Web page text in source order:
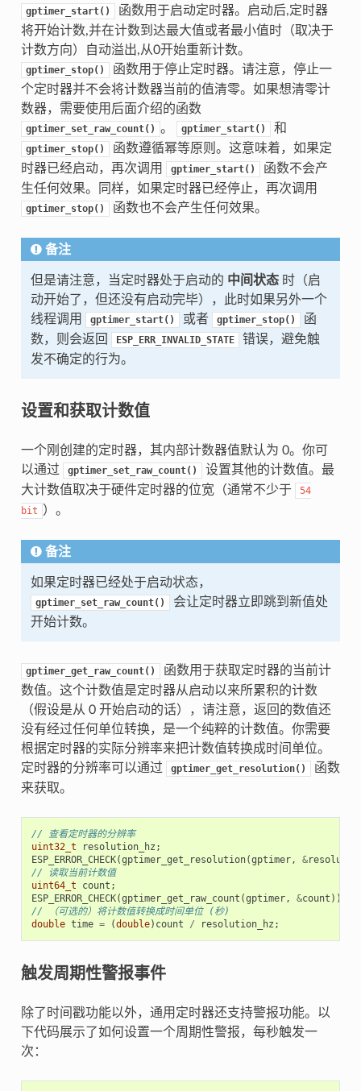
gptimer_start()
函数用于启动定时器。启动后,定时器
将开始计数,并在计数到达最大值或者最小值时（取决于
计数方向）自动溢出,从0开始重新计数。
gptimer_stop()
函数用于停止定时器。请注意，停止一
个定时器并不会将计数器当前的值清零。如果想清零计
数器，需要使用后面介绍的函数
gptimer_set_raw_count() 。 gptimer_start() 和
gptimer_stop()
函数遵循幂等原则。这意味着，如果定
时器已经启动，再次调用
gptimer_start()
函数不会产
生任何效果。同样，如果定时器已经停止，再次调用
gptimer_stop() 函数也不会产生任何效果。
备注
但是请注意，当定时器处于启动的 中间状态时（启
动开始了，但还没有启动完毕），此时如果另外一个
线程调用
gptimer_start() 或者 gptimer_stop()
函
数，则会返回
ESP_ERR_INVALID_STATE
错误，避免触
发不确定的行为。
设置和获取计数值
一个刚创建的定时器，其内部计数器值默认为 0。你可
以通过
gptimer_set_raw_count()
设置其他的计数值。最
大计数值取决于硬件定时器的位宽（通常不少于
54
bit
）。
备注
如果定时器已经处于启动状态，
gptimer_set_raw_count()
会让定时器立即跳到新值处
开始计数。
gptimer_get_raw_count()
函数用于获取定时器的当前计
数值。这个计数值是定时器从启动以来所累积的计数
（假设是从 0 开始启动的话），请注意，返回的数值还
没有经过任何单位转换，是一个纯粹的计数值。你需要
根据定时器的实际分辨率来把计数值转换成时间单位。
定时器的分辨率可以通过
gptimer_get_resolution()
函数
来获取。
// 查看定时器的分辨率
uint32_t
resolution_hz ;
ESP_ERROR_CHECK(gptimer_get_resolution(gptimer, &
// 读取当前计数值
uint64_t
count ;
ESP_ERROR_CHECK(gptimer_get_raw_count (gptimer, &count ));
// （可选的）将计数值转换成时间单位 (秒)
double time = (double) count / resolution_hz ;
触发周期性警报事件
除了时间戳功能以外，通用定时器还支持警报功能。以
下代码展示了如何设置一个周期性警报，每秒触发一
次：